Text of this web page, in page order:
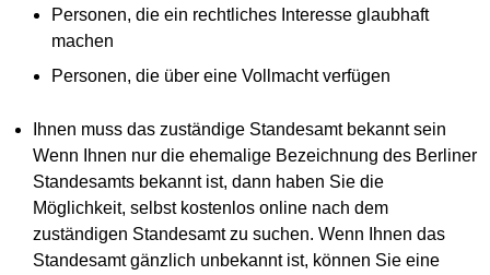
Personen, die ein rechtliches Interesse glaubhaft
machen
Personen, die über eine Vollmacht verfügen
Ihnen muss das zuständige Standesamt bekannt sein
Wenn Ihnen nur die ehemalige Bezeichnung des Berliner
Standesamts bekannt ist, dann haben Sie die
Möglichkeit, selbst kostenlos online nach dem
zuständigen Standesamt zu suchen. Wenn Ihnen das
Standesamt gänzlich unbekannt ist, können Sie eine